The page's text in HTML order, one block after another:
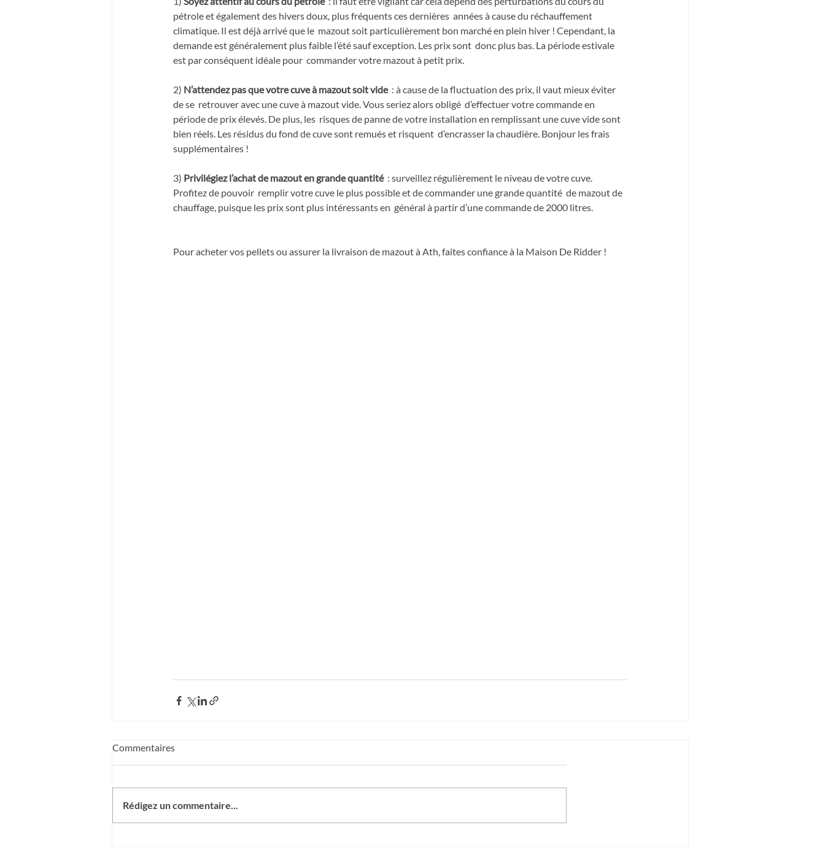
pétrole et également des hivers doux, plus fréquents ces dernières  années à cause du réchauffement
climatique. Il est déjà arrivé que le  mazout soit particulièrement bon marché en plein hiver ! Cependant, la
demande est généralement plus faible l’été sauf exception. Les prix sont  donc plus bas. La période estivale
est par conséquent idéale pour  commander votre mazout à petit prix.
2) N’attendez pas que votre cuve à mazout soit vide
  : à cause de la fluctuation des prix, il vaut mieux éviter
de se  retrouver avec une cuve à mazout vide. Vous seriez alors obligé  d’effectuer votre commande en
période de prix élevés. De plus, les  risques de panne de votre installation en remplissant une cuve vide sont
bien réels. Les résidus du fond de cuve sont remués et risquent  d’encrasser la chaudière. Bonjour les frais
supplémentaires !
3) Privilégiez l’achat de mazout en grande quantité
  : surveillez régulièrement le niveau de votre cuve.
Profitez de pouvoir  remplir votre cuve le plus possible et de commander une grande quantité  de mazout de
chauffage, puisque les prix sont plus intéressants en  général à partir d’une commande de 2000 litres.
Pour acheter vos pellets ou assurer la livraison de mazout à Ath, faites confiance à la Maison De Ridder !
Commentaires
Rédigez un commentaire...